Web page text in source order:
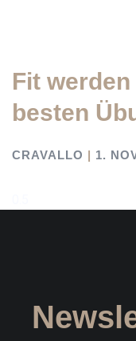
Fit
besten
CRAVALLO 1.